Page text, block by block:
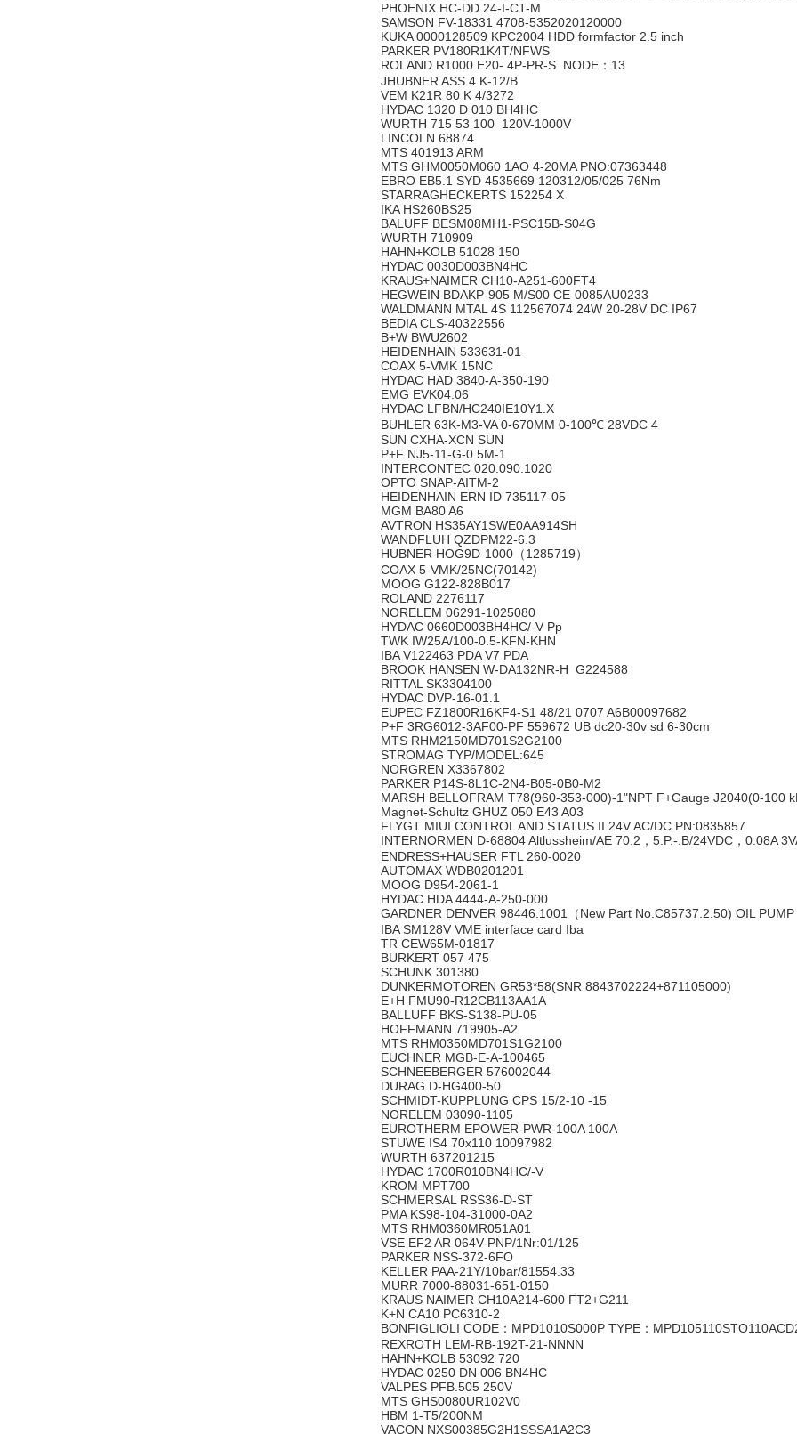
PHOENIX HC-DD 24-I-CT-M
SAMSON FV-18331 4708-5352020120000
KUKA 0000128509 KPC2004 HDD formfactor 2.5 inch
PARKER PV180R1K4T/NFWS
ROLAND R1000 E20- 4P-PR-S NODE：13
JHUBNER ASS 4 K-12/B
VEM K21R 80 K 4/3272
HYDAC 1320 D 010 BH4HC
WURTH 715 53 100 120V-1000V
LINCOLN 68874
MTS 401913 ARM
MTS GHM0050M060 1AO 4-20MA PNO:07363448
EBRO EB5.1 SYD 4535669 120312/05/025 76Nm
STARRAGHECKERTS 152254 X
IKA HS260BS25
BALUFF BESM08MH1-PSC15B-S04G
WURTH 710909
HAHN+KOLB 51028 150
HYDAC 0030D003BN4HC
KRAUS+NAIMER CH10-A251-600FT4
HEGWEIN BDAKP-905 M/S00 CE-0085AU0233
WALDMANN MTAL 4S 112567074 24W 20-28V DC IP67
BEDIA CLS-40322556
B+W BWU2602
HEIDENHAIN 533631-01
COAX 5-VMK 15NC
HYDAC HAD 3840-A-350-190
EMG EVK04.06
HYDAC LFBN/HC240IE10Y1.X
BUHLER 63K-M3-VA 0-670MM 0-100℃ 28VDC 4
SUN CXHA-XCN SUN
P+F NJ5-11-G-0.5M-1
INTERCONTEC 020.090.1020
OPTO SNAP-AITM-2
HEIDENHAIN ERN ID 735117-05
MGM BA80 A6
AVTRON HS35AY1SWE0AA914SH
WANDFLUH QZDPM22-6.3
HUBNER HOG9D-1000（1285719）
COAX 5-VMK/25NC(70142)
MOOG G122-828B017
ROLAND 2276117
NORELEM 06291-1025080
HYDAC 0660D003BH4HC/-V Pp
TWK IW25A/100-0.5-KFN-KHN
IBA V122463 PDA V7 PDA
BROOK HANSEN W-DA132NR-H G224588
RITTAL SK3304100
HYDAC DVP-16-01.1
EUPEC FZ1800R16KF4-S1 48/21 0707 A6B00097682
P+F 3RG6012-3AF00-PF 559672 UB dc20-30v sd 6-30cm
MTS RHM2150MD701S2G2100
STROMAG TYP/MODEL:645
NORGREN X3367802
PARKER P14S-8L1C-2N4-B05-0B0-M2
MARSH BELLOFRAM T78(960-353-000)-1"NPT F+Gauge J2040(0-100
Magnet-Schultz GHUZ 050 E43 A03
FLYGT MIUI CONTROL AND STATUS II 24V AC/DC PN:0835857
INTERNORMEN D-68804 Altlussheim/AE 70.2，5.P.-.B/24VDC，0.08A
ENDRESS+HAUSER FTL 260-0020
AUTOMAX WDB0201201
MOOG D954-2061-1
HYDAC HDA 4444-A-250-000
GARDNER DENVER 98446.1001（New Part No.C85737.2.50) OIL PUMP
IBA SM128V VME interface card Iba
TR CEW65M-01817
BURKERT 057 475
SCHUNK 301380
DUNKERMOTOREN GR53*58(SNR 8843702224+871105000)
E+H FMU90-R12CB113AA1A
BALLUFF BKS-S138-PU-05
HOFFMANN 719905-A2
MTS RHM0350MD701S1G2100
EUCHNER MGB-E-A-100465
SCHNEEBERGER 576002044
DURAG D-HG400-50
SCHMIDT-KUPPLUNG CPS 15/2-10 -15
NORELEM 03090-1105
EUROTHERM EPOWER-PWR-100A 100A
STUWE IS4 70x110 10097982
WURTH 637201215
HYDAC 1700R010BN4HC/-V
KROM MPT700
SCHMERSAL RSS36-D-ST
PMA KS98-104-31000-0A2
MTS RHM0360MR051A01
VSE EF2 AR 064V-PNP/1Nr:01/125
PARKER NSS-372-6FO
KELLER PAA-21Y/10bar/81554.33
MURR 7000-88031-651-0150
KRAUS NAIMER CH10A214-600 FT2+G211
K+N CA10 PC6310-2
BONFIGLIOLI CODE：MPD1010S000P TYPE：
REXROTH LEM-RB-192T-21-NNNN
HAHN+KOLB 53092 720
HYDAC 0250 DN 006 BN4HC
VALPES PFB.505 250V
MTS GHS0080UR102V0
HBM 1-T5/200NM
VACON NXS00385G2H1SSSA1A2C3